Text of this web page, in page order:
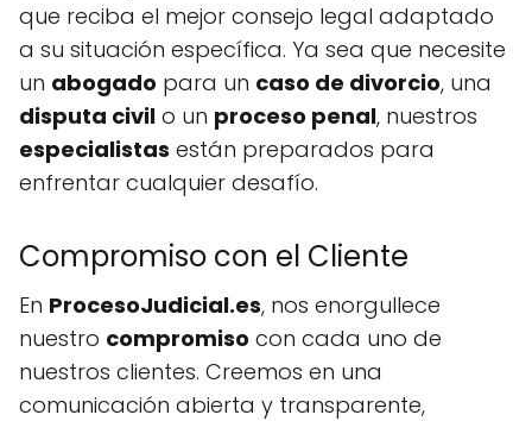
que reciba el mejor consejo legal adaptado
a su situación específica. Ya sea que necesite
un abogado para un caso de divorcio, una
disputa civil o un proceso penal, nuestros
especialistas están preparados para
enfrentar cualquier desafío.
Compromiso con el Cliente
En ProcesoJudicial.es, nos enorgullece
nuestro compromiso con cada uno de
nuestros clientes. Creemos en una
comunicación abierta y transparente,